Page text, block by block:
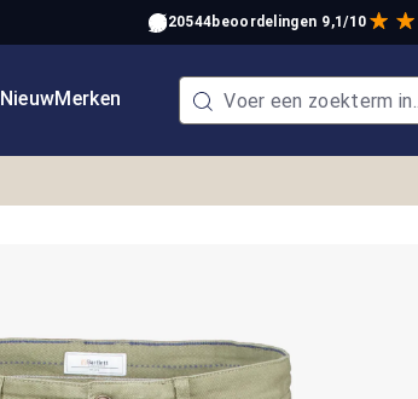
20544beoordelingen 9,1/10
NieuwMerken